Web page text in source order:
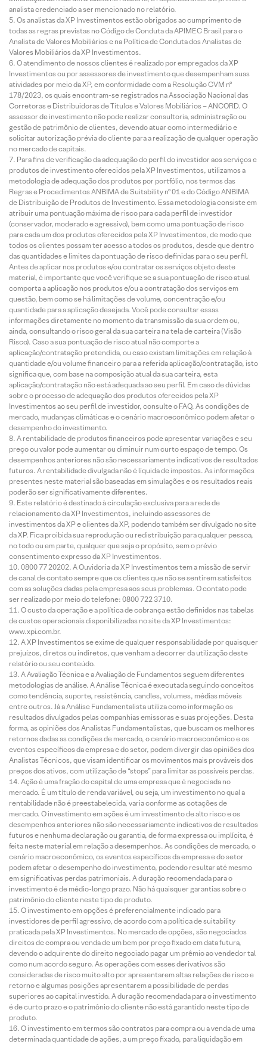
analista credenciado a ser mencionado no relatório.
Os analistas da XP Investimentos estão obrigados ao cumprimento de
todas as regras previstas no Código de Conduta da APIMEC Brasil para o
Analista de Valores Mobiliários e na Política de Conduta dos Analistas de
Valores Mobiliários da XP Investimentos.
O atendimento de nossos clientes é realizado por empregados da XP
Investimentos ou por assessores de investimento que desempenham suas
atividades por meio da XP, em conformidade com a Resolução CVM nº
178/2023, os quais encontram-se registrados na Associação Nacional das
Corretoras e Distribuidoras de Títulos e Valores Mobiliários – ANCORD. O
assessor de investimento não pode realizar consultoria, administração ou
gestão de patrimônio de clientes, devendo atuar como intermediário e
solicitar autorização prévia do cliente para a realização de qualquer operação
no mercado de capitais.
Para fins de verificação da adequação do perfil do investidor aos serviços e
produtos de investimento oferecidos pela XP Investimentos, utilizamos a
metodologia de adequação dos produtos por portfólio, nos termos das
Regras e Procedimentos ANBIMA de Suitability nº 01 e do Código ANBIMA
de Distribuição de Produtos de Investimento. Essa metodologia consiste em
atribuir uma pontuação máxima de risco para cada perfil de investidor
(conservador, moderado e agressivo), bem como uma pontuação de risco
para cada um dos produtos oferecidos pela XP Investimentos, de modo que
todos os clientes possam ter acesso a todos os produtos, desde que dentro
das quantidades e limites da pontuação de risco definidas para o seu perfil.
Antes de aplicar nos produtos e/ou contratar os serviços objeto deste
material, é importante que você verifique se a sua pontuação de risco atual
comporta a aplicação nos produtos e/ou a contratação dos serviços em
questão, bem como se há limitações de volume, concentração e/ou
quantidade para a aplicação desejada. Você pode consultar essas
informações diretamente no momento da transmissão da sua ordem ou,
ainda, consultando o risco geral da sua carteira na tela de carteira (Visão
Risco). Caso a sua pontuação de risco atual não comporte a
aplicação/contratação pretendida, ou caso existam limitações em relação à
quantidade e/ou volume financeiro para a referida aplicação/contratação, isto
significa que, com base na composição atual da sua carteira, esta
aplicação/contratação não está adequada ao seu perfil. Em caso de dúvidas
sobre o processo de adequação dos produtos oferecidos pela XP
Investimentos ao seu perfil de investidor, consulte o FAQ. As condições de
mercado, mudanças climáticas e o cenário macroeconômico podem afetar o
desempenho do investimento.
A rentabilidade de produtos financeiros pode apresentar variações e seu
preço ou valor pode aumentar ou diminuir num curto espaço de tempo. Os
desempenhos anteriores não são necessariamente indicativos de resultados
futuros. A rentabilidade divulgada não é líquida de impostos. As informações
presentes neste material são baseadas em simulações e os resultados reais
poderão ser significativamente diferentes.
Este relatório é destinado à circulação exclusiva para a rede de
relacionamento da XP Investimentos, incluindo assessores de
investimentos da XP e clientes da XP, podendo também ser divulgado no site
da XP. Fica proibida sua reprodução ou redistribuição para qualquer pessoa,
no todo ou em parte, qualquer que seja o propósito, sem o prévio
consentimento expresso da XP Investimentos.
0800 77 20202. A Ouvidoria da XP Investimentos tem a missão de servir
de canal de contato sempre que os clientes que não se sentirem satisfeitos
com as soluções dadas pela empresa aos seus problemas. O contato pode
ser realizado por meio do telefone: 0800 722 3710.
O custo da operação e a política de cobrança estão definidos nas tabelas
de custos operacionais disponibilizadas no site da XP Investimentos:
www.xpi.com.br.
A XP Investimentos se exime de qualquer responsabilidade por quaisquer
prejuízos, diretos ou indiretos, que venham a decorrer da utilização deste
relatório ou seu conteúdo.
A Avaliação Técnica e a Avaliação de Fundamentos seguem diferentes
metodologias de análise. A Análise Técnica é executada seguindo conceitos
como tendência, suporte, resistência, candles, volumes, médias móveis
entre outros. Já a Análise Fundamentalista utiliza como informação os
resultados divulgados pelas companhias emissoras e suas projeções. Desta
forma, as opiniões dos Analistas Fundamentalistas, que buscam os melhores
retornos dadas as condições de mercado, o cenário macroeconômico e os
eventos específicos da empresa e do setor, podem divergir das opiniões dos
Analistas Técnicos, que visam identificar os movimentos mais prováveis dos
preços dos ativos, com utilização de “stops” para limitar as possíveis perdas.
Ação é uma fração do capital de uma empresa que é negociada no
mercado. É um título de renda variável, ou seja, um investimento no qual a
rentabilidade não é preestabelecida, varia conforme as cotações de
mercado. O investimento em ações é um investimento de alto risco e os
desempenhos anteriores não são necessariamente indicativos de resultados
futuros e nenhuma declaração ou garantia, de forma expressa ou implícita, é
feita neste material em relação a desempenhos. As condições de mercado, o
cenário macroeconômico, os eventos específicos da empresa e do setor
podem afetar o desempenho do investimento, podendo resultar até mesmo
em significativas perdas patrimoniais. A duração recomendada para o
investimento é de médio-longo prazo. Não há quaisquer garantias sobre o
patrimônio do cliente neste tipo de produto.
O investimento em opções é preferencialmente indicado para
investidores de perfil agressivo, de acordo com a política de suitability
praticada pela XP Investimentos. No mercado de opções, são negociados
direitos de compra ou venda de um bem por preço fixado em data futura,
devendo o adquirente do direito negociado pagar um prêmio ao vendedor tal
como num acordo seguro. As operações com esses derivativos são
consideradas de risco muito alto por apresentarem altas relações de risco e
retorno e algumas posições apresentarem a possibilidade de perdas
superiores ao capital investido. A duração recomendada para o investimento
é de curto prazo e o patrimônio do cliente não está garantido neste tipo de
produto.
O investimento em termos são contratos para compra ou a venda de uma
determinada quantidade de ações, a um preço fixado, para liquidação em